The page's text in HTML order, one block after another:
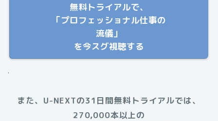
無料トライアルで、
「プロフェッショナル仕事の
流儀」
を今スグ視聴する
.
また、U-NEXTの31日間無料トライアルでは、
270,000本以上の